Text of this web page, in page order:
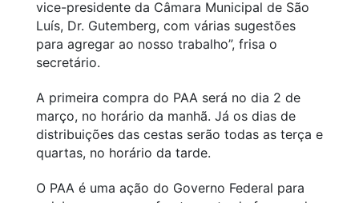
vice-presidente da Câmara Municipal de São
Luís, Dr. Gutemberg, com várias sugestões
para agregar ao nosso trabalho”, frisa o
secretário.
A primeira compra do PAA será no dia 2 de
março, no horário da manhã. Já os dias de
distribuições das cestas serão todas as terça e
quartas, no horário da tarde.
O PAA é uma ação do Governo Federal para